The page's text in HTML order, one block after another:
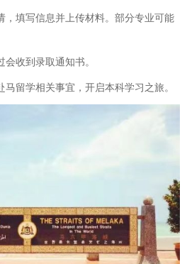
，填写信息并上传材料。部分专业可能
收到录取通知书。
留学相关事宜，开启本科学习之旅。